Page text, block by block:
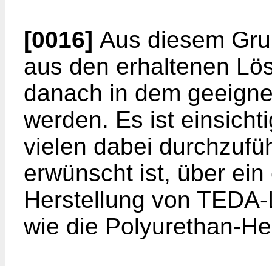
[0016] Aus diesem
aus den erhaltenen
danach in dem
werden. Es ist
vielen dabei
erwünscht ist, über
Herstellung von
wie die Polyurethan-